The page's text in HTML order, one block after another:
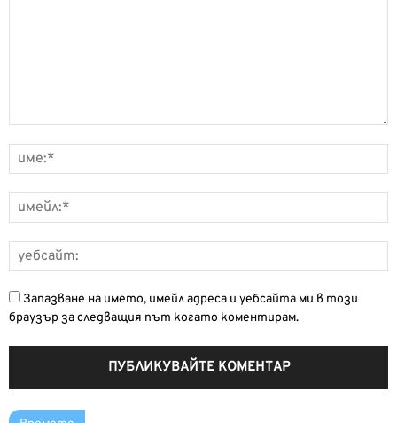
Запазване на името, имейл адреса и уебсайта ми в този
браузър за следващия път когато коментирам.